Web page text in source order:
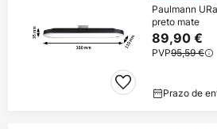
Paulmann
preto mate
89,90 €
PVP95,59 €
Prazo de